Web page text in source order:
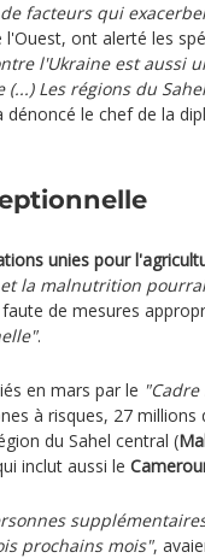
facteurs qui
ont alerté les
l'Ukraine est aussi
Les régions du
dénoncé le chef de la
unies pour
la malnutrition
de mesures
.
en mars par le
à risques, 27
du Sahel central (
inclut aussi le
prochains mois",